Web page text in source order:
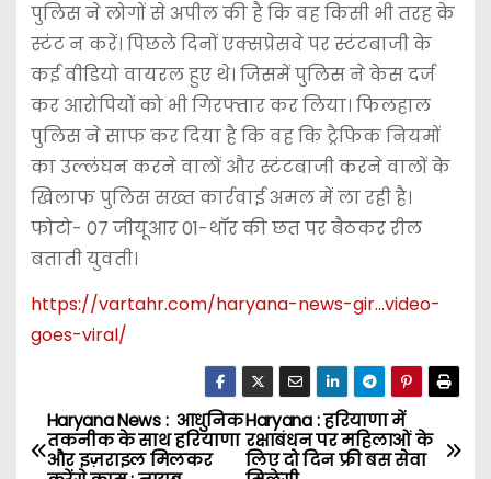
पुलिस ने लोगों से अपील की है कि वह किसी भी तरह के
स्टंट न करें। पिछले दिनों एक्सप्रेसवे पर स्टंटबाजी के
कई वीडियो वायरल हुए थे। जिसमें पुलिस ने केस दर्ज
कर आरोपियों को भी गिरफ्तार कर लिया। फिलहाल
पुलिस ने साफ कर दिया है कि वह कि ट्रैफिक नियमों
का उल्लंघन करने वालों और स्टंटबाजी करने वालों के
खिलाफ पुलिस सख्त कार्रवाई अमल में ला रही है।
फोटो- 07 जीयूआर 01-थॉर की छत पर बैठकर रील
बताती युवती।
https://vartahr.com/haryana-news-gir…video-
goes-viral/
P
Haryana : हरियाणा में
रक्षाबंधन पर महिलाओं के
लिए दो दिन फ्री बस सेवा
Haryana News : आधुनिक
तकनीक के साथ हरियाणा
और इज़राइल मिलकर